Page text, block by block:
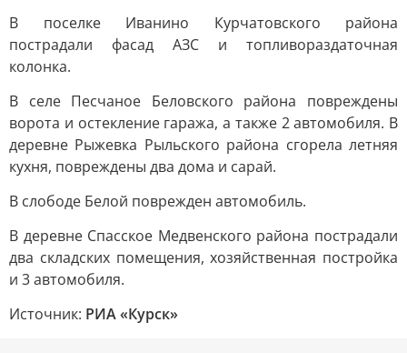
В поселке Иванино Курчатовского района
пострадали фасад АЗС и топливораздаточная
колонка.
В селе Песчаное Беловского района повреждены
ворота и остекление гаража, а также 2 автомобиля. В
деревне Рыжевка Рыльского района сгорела летняя
кухня, повреждены два дома и сарай.
В слободе Белой поврежден автомобиль.
В деревне Спасское Медвенского района пострадали
два складских помещения, хозяйственная постройка
и 3 автомобиля.
Источник: РИА «Курск»